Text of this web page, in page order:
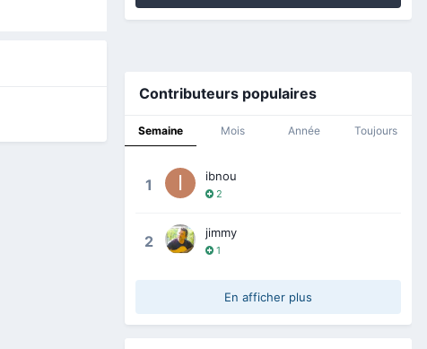
Contributeurs populaires
Semaine Mois Année Toujours
1 ibnou
2
2 jimmy
1
En afficher plus